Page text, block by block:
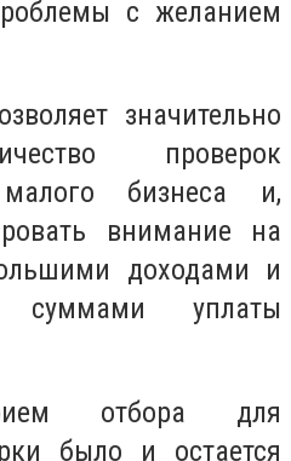
с желанием
значительно
проверок
бизнеса и,
внимание на
доходами и
суммами уплаты
отбора для
было и остается